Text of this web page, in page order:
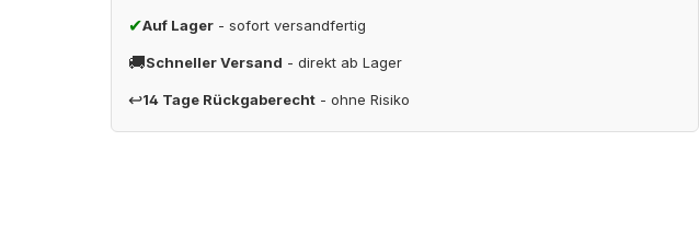
✔Auf Lager - sofort versandfertig
🚚Schneller Versand - direkt ab Lager
↩14 Tage Rückgaberecht - ohne Risiko